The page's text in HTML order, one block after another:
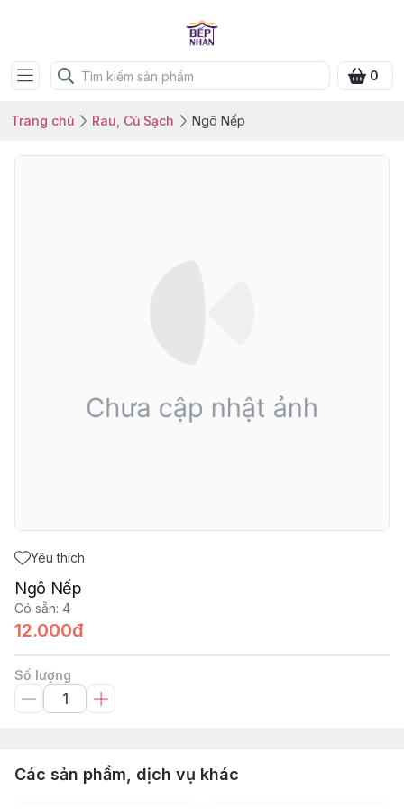
0
Trang chủ Rau, Củ Sạch Ngô Nếp
Yêu thích
Ngô Nếp
Có sẵn: 4
12.000đ
Số lượng
Các sản phẩm, dịch vụ khác